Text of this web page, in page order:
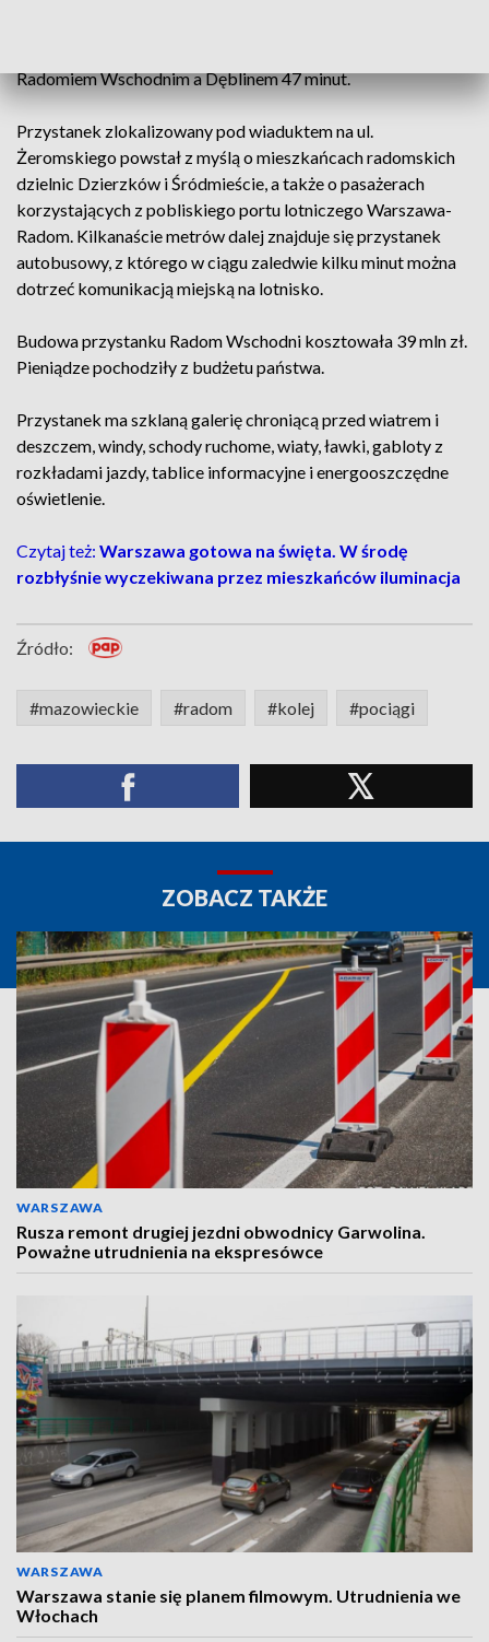
Radomiem Wschodnim a Dęblinem 47 minut.
Przystanek zlokalizowany pod wiaduktem na ul.
Żeromskiego powstał z myślą o mieszkańcach radomskich
dzielnic Dzierzków i Śródmieście, a także o pasażerach
korzystających z pobliskiego portu lotniczego Warszawa-
Radom. Kilkanaście metrów dalej znajduje się przystanek
autobusowy, z którego w ciągu zaledwie kilku minut można
dotrzeć komunikacją miejską na lotnisko.
Budowa przystanku Radom Wschodni kosztowała 39 mln zł.
Pieniądze pochodziły z budżetu państwa.
Przystanek ma szklaną galerię chroniącą przed wiatrem i
deszczem, windy, schody ruchome, wiaty, ławki, gabloty z
rozkładami jazdy, tablice informacyjne i energooszczędne
oświetlenie.
Czytaj też: Warszawa gotowa na święta. W środę
rozbłyśnie wyczekiwana przez mieszkańców iluminacja
Źródło:
#mazowieckie #radom #kolej #pociągi
ZOBACZ TAKŻE
WARSZAWA
Rusza remont drugiej jezdni obwodnicy Garwolina.
Poważne utrudnienia na ekspresówce
WARSZAWA
Warszawa stanie się planem filmowym. Utrudnienia we
Włochach